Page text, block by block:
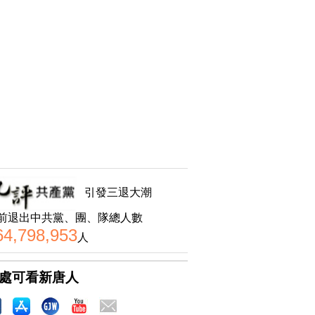
引發三退大潮
退出中共黨、團、隊總人數
人
可看新唐人